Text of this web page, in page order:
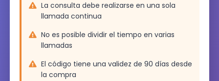
La consulta debe realizarse en una sola
llamada continua
No es posible dividir el tiempo en varias
llamadas
El código tiene una validez de 90 días desde
la compra